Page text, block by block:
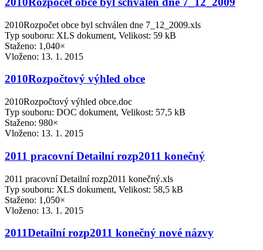
2010Rozpočet obce byl schválen dne 7_12_2009.xls
Typ souboru: XLS dokument, Velikost: 59 kB
Staženo: 1,040×
Vloženo: 13. 1. 2015
2010Rozpočtový výhled obce
2010Rozpočtový výhled obce.doc
Typ souboru: DOC dokument, Velikost: 57,5 kB
Staženo: 980×
Vloženo: 13. 1. 2015
2011 pracovní Detailní rozp2011 konečný
2011 pracovní Detailní rozp2011 konečný.xls
Typ souboru: XLS dokument, Velikost: 58,5 kB
Staženo: 1,050×
Vloženo: 13. 1. 2015
2011Detailní rozp2011 konečný nové názvy